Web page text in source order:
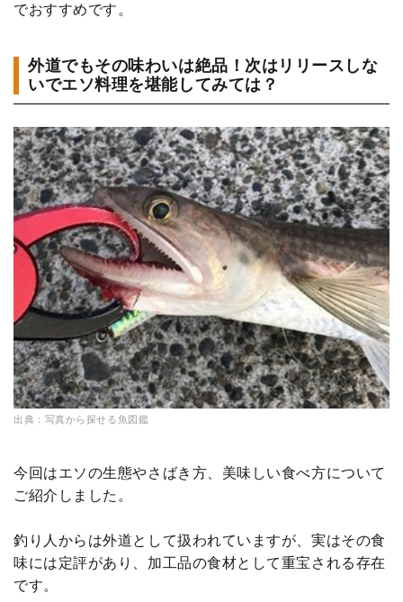
でおすすめです。
外道でもその味わいは絶品！次はリリースしな
いでエソ料理を堪能してみては？
出典：写真から探せる魚図鑑
今回はエソの生態やさばき方、美味しい食べ方について
ご紹介しました。
釣り人からは外道として扱われていますが、実はその食
味には定評があり、加工品の食材として重宝される存在
です。